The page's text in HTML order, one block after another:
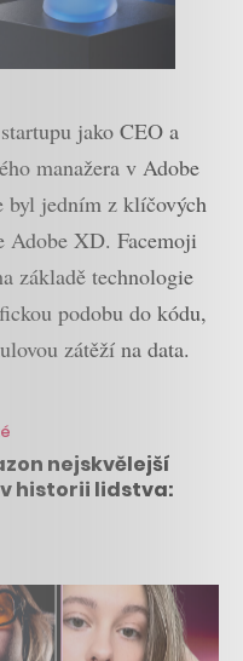
jako CEO a
manažera v Adobe
byl jedním z klíčových
XD. Facemoji
základě technologie
podobu do kódu,
zátěží na data.
nejskvělejší
v historii lidstva: